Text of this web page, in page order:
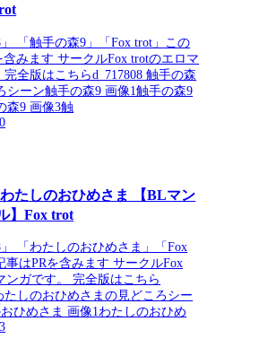
」 「触手の森9」「Fox trot」この
含みます サークルFox trotのエロマ
完全版はこちらd_717808 触手の森
シーン触手の森9 画像1触手の森9
森9 画像3触
わたしのおひめさま 【BLマン
】Fox trot
」 「わたしのおひめさま」「Fox
事はPRを含みます サークルFox
ンガです。 完全版はこちら
たしのおひめさまの見どころシー
ひめさま 画像1わたしのおひめ